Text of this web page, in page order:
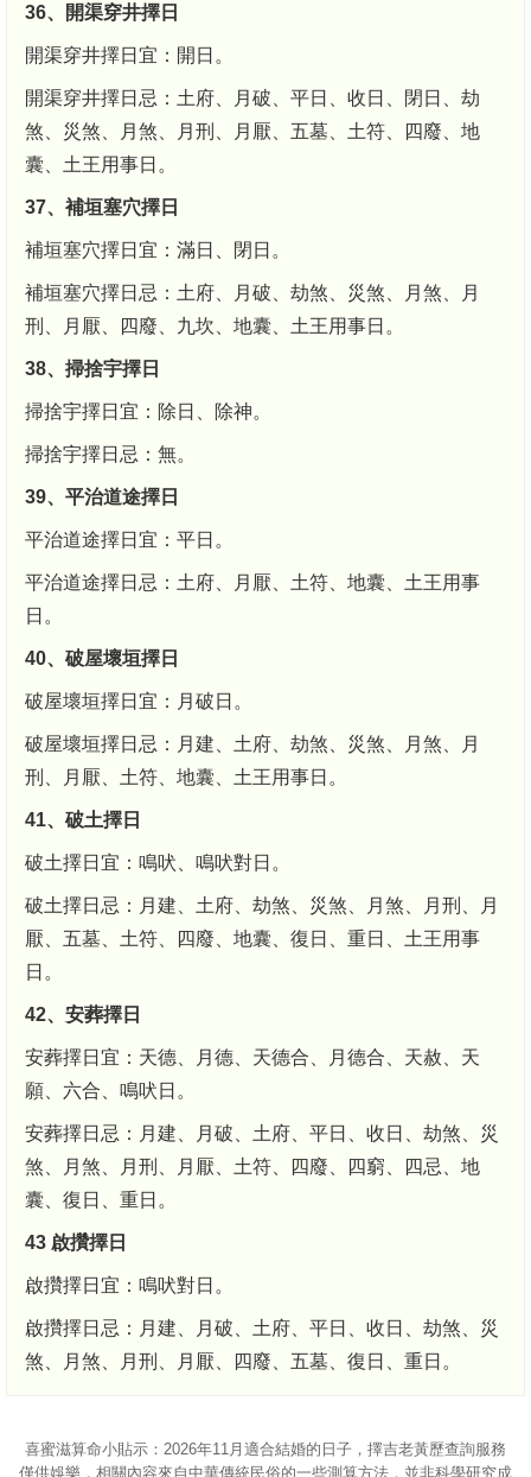
36、開渠穿井擇日
開渠穿井擇日宜：開日。
開渠穿井擇日忌：土府、月破、平日、收日、閉日、劫
煞、災煞、月煞、月刑、月厭、五墓、土符、四廢、地
囊、土王用事日。
37、補垣塞穴擇日
補垣塞穴擇日宜：滿日、閉日。
補垣塞穴擇日忌：土府、月破、劫煞、災煞、月煞、月
刑、月厭、四廢、九坎、地囊、土王用事日。
38、掃捨宇擇日
掃捨宇擇日宜：除日、除神。
掃捨宇擇日忌：無。
39、平治道途擇日
平治道途擇日宜：平日。
平治道途擇日忌：土府、月厭、土符、地囊、土王用事
日。
40、破屋壞垣擇日
破屋壞垣擇日宜：月破日。
破屋壞垣擇日忌：月建、土府、劫煞、災煞、月煞、月
刑、月厭、土符、地囊、土王用事日。
41、破土擇日
破土擇日宜：鳴吠、鳴吠對日。
破土擇日忌：月建、土府、劫煞、災煞、月煞、月刑、月
厭、五墓、土符、四廢、地囊、復日、重日、土王用事
日。
42、安葬擇日
安葬擇日宜：天德、月德、天德合、月德合、天赦、天
願、六合、鳴吠日。
安葬擇日忌：月建、月破、土府、平日、收日、劫煞、災
煞、月煞、月刑、月厭、土符、四廢、四窮、四忌、地
囊、復日、重日。
43 啟攢擇日
啟攢擇日宜：鳴吠對日。
啟攢擇日忌：月建、月破、土府、平日、收日、劫煞、災
煞、月煞、月刑、月厭、四廢、五墓、復日、重日。
喜蜜滋算命小貼示：2026年11月適合結婚的日子，擇吉老黃歷查詢服務
僅供娛樂，相關內容來自中華傳統民俗的一些測算方法，並非科學研究成